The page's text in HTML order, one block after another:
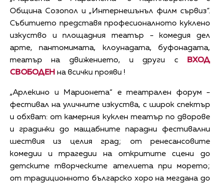
Община Созопол и „Интернешънъл филм сървиз“.
Събитието представя професионалното куклено
изкуство и площадния театър - комедия дел
арте, пантомимата, клоунадата, буфонадата,
театър на движението, и други с
ВХОД
СВОБОДЕН на всички прояви !
„Арлекино и Марионета“ е театрален форум -
фестивал на уличните изкуства, с широк спектър
и обхват: от камерния куклен театър по дворове
и градинки до мащабните парадни фестивални
шествия из целия град; от ренесансовите
комедии и трагедии на откритите сцени до
детските творческите ателиета при морето;
от традиционното българско хоро на мегдана до